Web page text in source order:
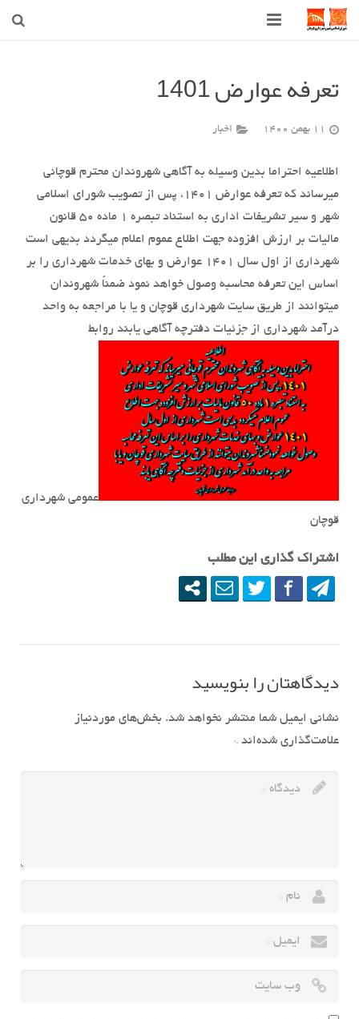
شهرداری
شورای اسلامی شهر قوچان
اخبار روز
ارتباط با ما
تعرفه عوارض 1401
11 بهمن 1400 اخبار
اطلاعیه احتراما بدین وسیله به آگاهی شهروندان محترم قوچانی
میرساند که تعرفه عوارض 1401، پس از تصویب شورای اسلامی
شهر و سیر تشریفات اداری به استناد تبصره 1 ماده 50 قانون
مالیات بر ارزش افزوده جهت اطلاع عموم اعلام میگردد بدیهی است
شهرداری از اول سال 1401 عوارض و بهای خدمات شهرداری را بر
اساس این تعرفه محاسبه وصول خواهد نمود ضمناً شهروندان
میتوانند از طریق سایت شهرداری قوچان و یا با مراجعه به واحد
درآمد شهرداری از جزئیات دفترچه آگاهی یابند روابط
عمومی شهرداری
قوچان
اشتراک گذاری این مطلب
دیدگاهتان را بنویسید
نشانی ایمیل شما منتشر نخواهد شد. بخش‌های موردنیاز
علامت‌گذاری شده‌اند *